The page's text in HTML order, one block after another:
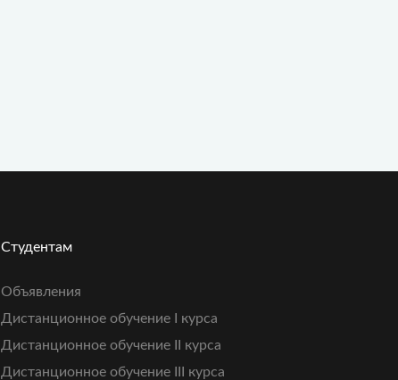
Студентам
Объявления
Дистанционное обучение I курса
Дистанционное обучение II курса
Дистанционное обучение III курса